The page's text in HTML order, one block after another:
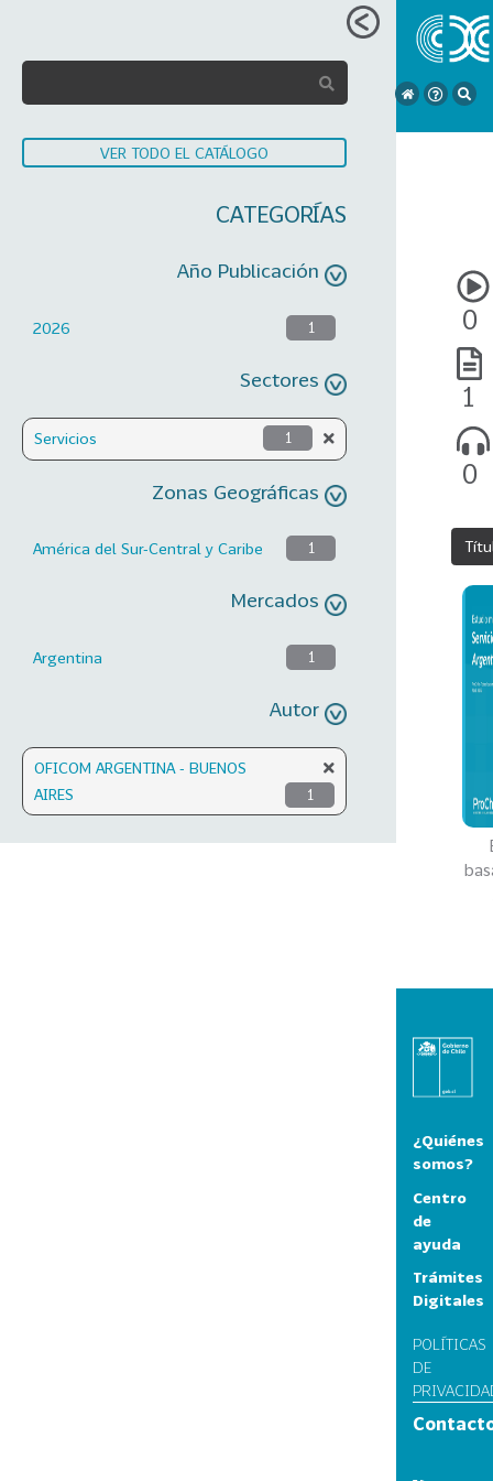
VER TODO EL CATÁLOGO
CATEGORÍAS
Año Publicación
2026 1
Sectores
Servicios 1
Zonas Geográficas
América del Sur-Central y Caribe 1
Mercados
Argentina 1
Autor
OFICOM ARGENTINA - BUENOS
AIRES
1
0
1
0
¿Quiénes
somos?
Centro
de
ayuda
Trámites
Digitales
POLÍTICAS
DE